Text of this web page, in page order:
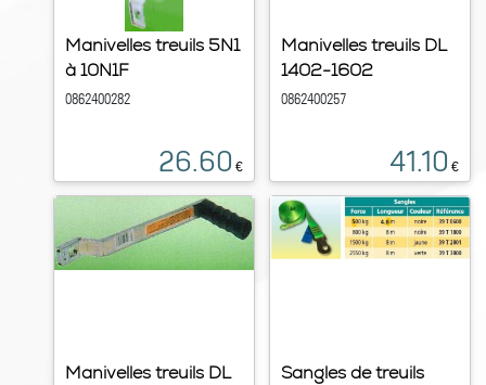
Manivelles treuils 5N1
à 10N1F
0862400282
26.60 €
Manivelles treuils DL
1402-1602
0862400257
41.10 €
Manivelles treuils DL
Sangles de treuils